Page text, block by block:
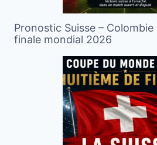
Pronostic Suisse –
finale mondial 2026